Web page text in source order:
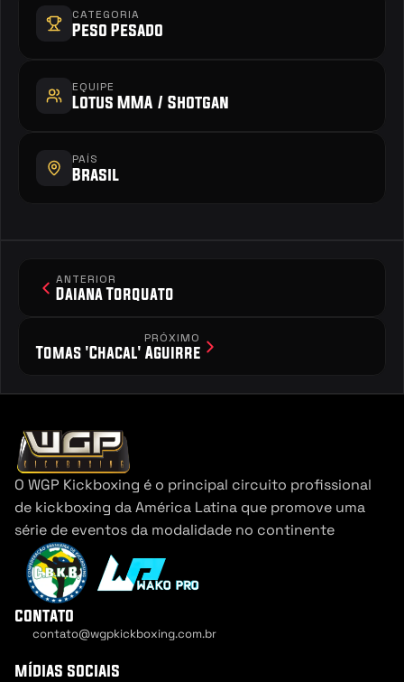
CATEGORIA
Peso Pesado
EQUIPE
Lotus MMA / Shotgan
PAÍS
Brasil
ANTERIOR
Daiana Torquato
PRÓXIMO
Tomas 'Chacal' Aguirre
O WGP Kickboxing é o principal circuito profissional
de kickboxing da América Latina que promove uma
série de eventos da modalidade no continente
contato
contato@wgpkickboxing.com.br
mídias sociais